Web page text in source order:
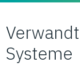
Systeme